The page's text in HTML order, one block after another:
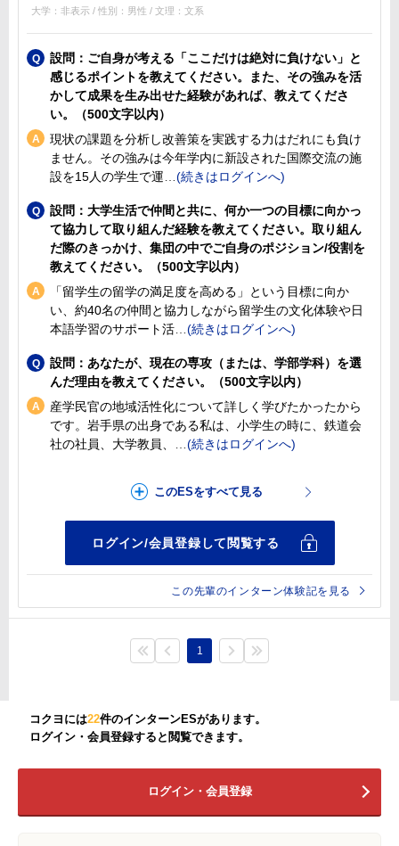
大学：非表示 / 性別：男性 / 文理：文系
設問：ご自身が考える「ここだけは絶対に負けない」と
感じるポイントを教えてください。また、その強みを活
かして成果を生み出せた経験があれば、教えてくださ
い。（500文字以内）
現状の課題を分析し改善策を実践する力はだれにも負け
ません。その強みは今年学内に新設された国際交流の施
設を15人の学生で運
設問：大学生活で仲間と共に、何か一つの目標に向かっ
て協力して取り組んだ経験を教えてください。取り組ん
だ際のきっかけ、集団の中でご自身のポジション/役割を
教えてください。（500文字以内）
「留学生の留学の満足度を高める」という目標に向か
い、約40名の仲間と協力しながら留学生の文化体験や日
本語学習のサポート活
設問：あなたが、現在の専攻（または、学部学科）を選
んだ理由を教えてください。（500文字以内）
産学民官の地域活性化について詳しく学びたかったから
です。岩手県の出身である私は、小学生の時に、鉄道会
社の社員、大学教員、
この先輩のインターン体験記を見る
1
コクヨには22件のインターンESがあります。
ログイン・会員登録すると閲覧できます。
ログイン・会員登録